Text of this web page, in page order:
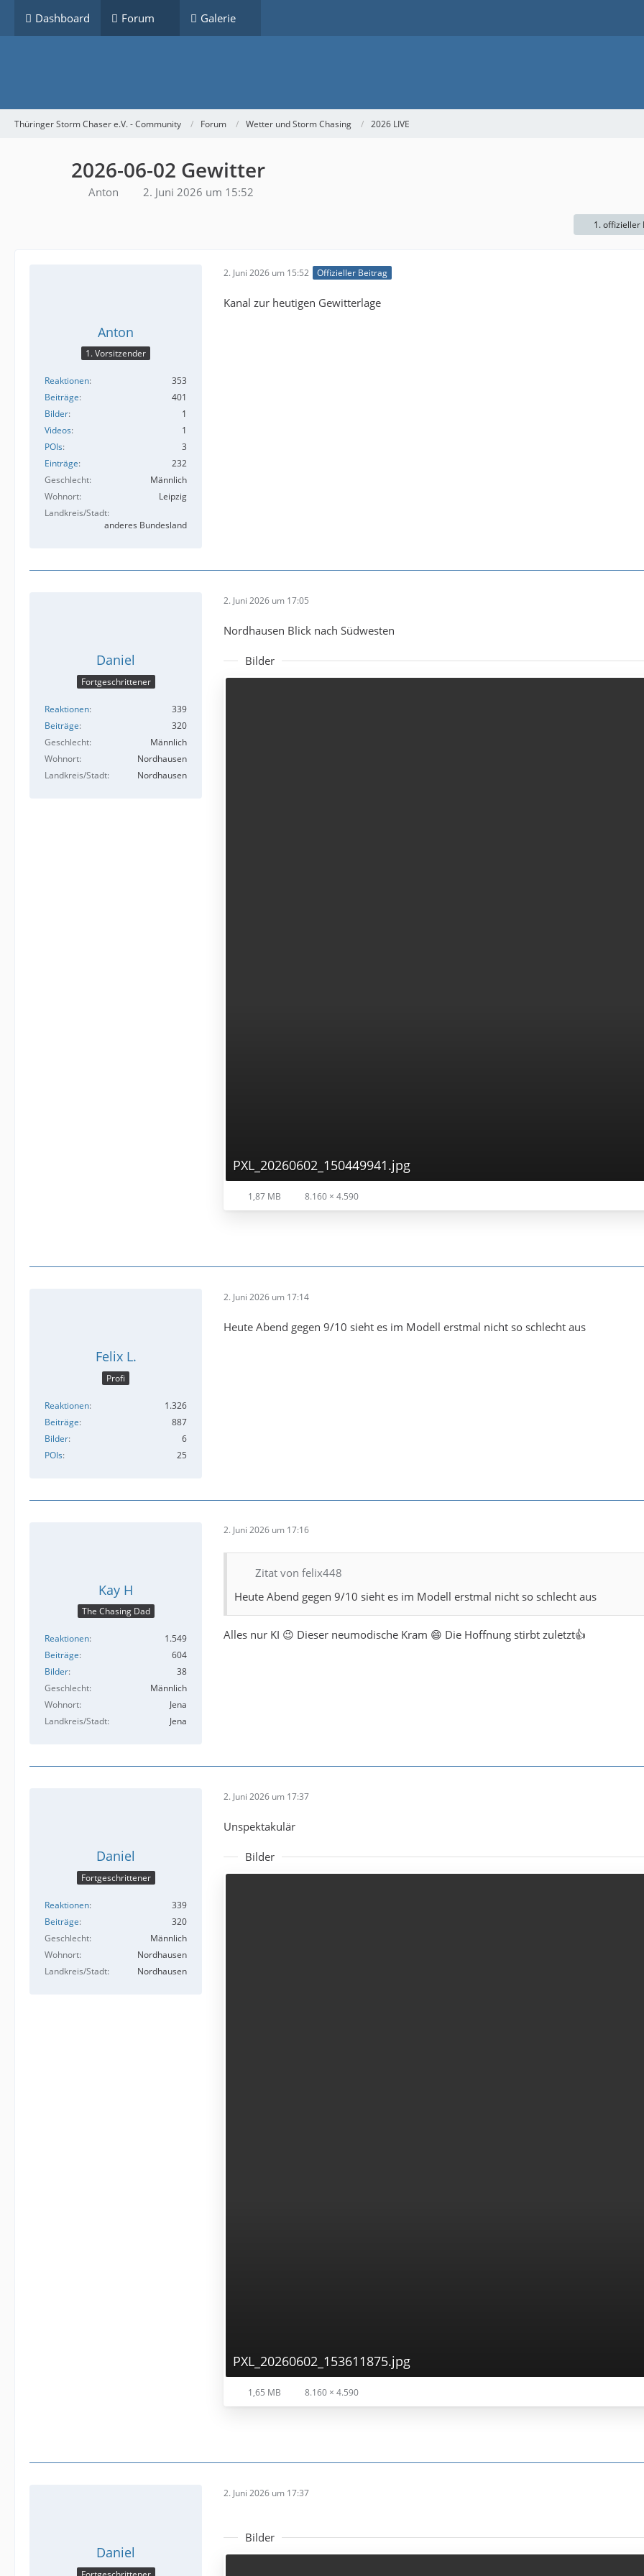
Dashboard Forum Galerie
Thüringer Storm Chaser e.V. - Community Forum Wetter und Storm Chasing 2026 LIVE
2026-06-02 Gewitter
Anton 2. Juni 2026 um 15:52
1. offizieller
Anton
1. Vorsitzender
Reaktionen
353
Beiträge
401
Bilder
1
Videos
1
POIs
3
Einträge
232
Geschlecht
Männlich
Wohnort
Leipzig
Landkreis/Stadt
anderes Bundesland
2. Juni 2026 um 15:52 Offizieller Beitrag
Kanal zur heutigen Gewitterlage
Daniel
Fortgeschrittener
Reaktionen
339
Beiträge
320
Geschlecht
Männlich
Wohnort
Nordhausen
Landkreis/Stadt
Nordhausen
2. Juni 2026 um 17:05
Nordhausen Blick nach Südwesten
Bilder
PXL_20260602_150449941.jpg
1,87 MB 8.160 × 4.590
Felix L.
Profi
Reaktionen
1.326
Beiträge
887
Bilder
6
POIs
25
2. Juni 2026 um 17:14
Heute Abend gegen 9/10 sieht es im Modell erstmal nicht so schlecht aus
Kay H
The Chasing Dad
Reaktionen
1.549
Beiträge
604
Bilder
38
Geschlecht
Männlich
Wohnort
Jena
Landkreis/Stadt
Jena
2. Juni 2026 um 17:16
Zitat von felix448
Heute Abend gegen 9/10 sieht es im Modell erstmal nicht so schlecht aus
Alles nur KI 😉 Dieser neumodische Kram 😄 Die Hoffnung stirbt zuletzt👍
Daniel
Fortgeschrittener
Reaktionen
339
Beiträge
320
Geschlecht
Männlich
Wohnort
Nordhausen
Landkreis/Stadt
Nordhausen
2. Juni 2026 um 17:37
Unspektakulär
Bilder
PXL_20260602_153611875.jpg
1,65 MB 8.160 × 4.590
Daniel
2. Juni 2026 um 17:37
Bilder